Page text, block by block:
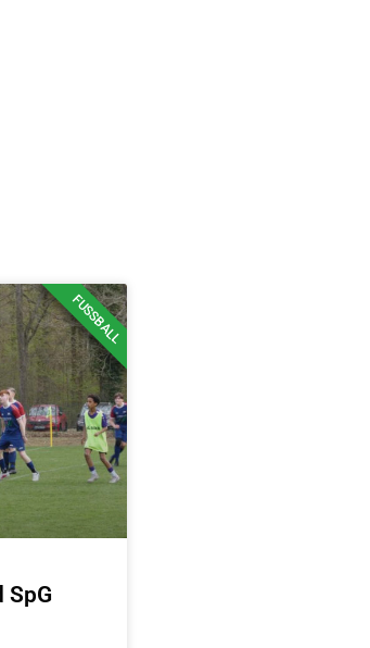
FUSSBALL
SpG